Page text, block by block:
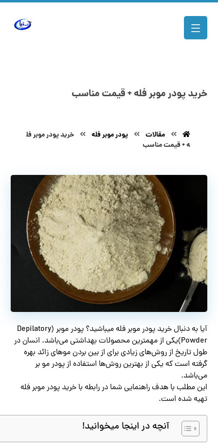
خرید پودر موبر فله + قیمت مناسب
مقالات پودر موبر فله
خرید پودر موبر فل
ه + قیمت مناسب
آیا به دنبال خرید پودر موبر فله میباشید؟ پودر موبر (Depilatory
Powder)یکی از مهمترین محصولات بهداشتی می‌باشد. انسان در
طول تاریخ از روش‌های زیادی برای از بین بردن موهای زائد بهره
گرفته است که یکی از بهترین روش‌ها استفاده از پودر مو بر
می‌باشد.
این مطلب با هدف راهنمایی شما در رابطه با خرید پودر موبر فله
تهیه شده است.
آنچه در اینجا میخوانید!